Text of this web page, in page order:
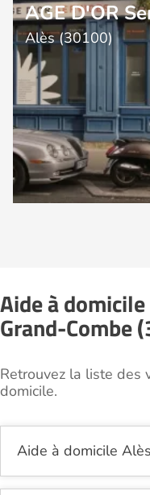
AGE D'OR
Alès (30100)
Aide à
Grand-Combe
Retrouvez la liste des
domicile.
Aide à domicile